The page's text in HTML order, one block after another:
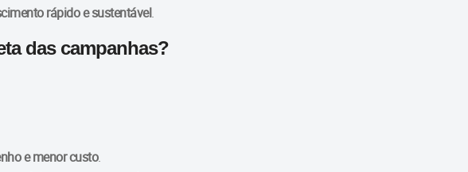
rápido e sustentável
das campanhas?
e menor custo.